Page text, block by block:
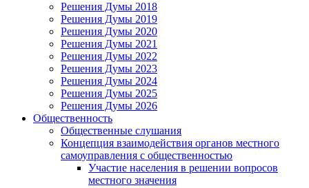
Решения Думы 2018
Решения Думы 2019
Решения Думы 2020
Решения Думы 2021
Решения Думы 2022
Решения Думы 2023
Решения Думы 2024
Решения Думы 2025
Решения Думы 2026
Общественность
Общественные слушания
Концепция взаимодействия органов местного
самоуправления с общественностью
Участие населения в решении вопросов
местного значения